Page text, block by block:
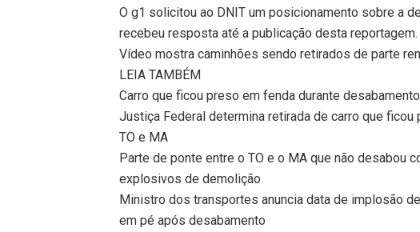
O g1 solicitou ao DNIT um posicionamento sobre a
recebeu resposta até a publicação desta reportagem.
Vídeo mostra caminhões sendo retirados de parte
LEIA TAMBÉM
Carro que ficou preso em fenda durante
Justiça Federal determina retirada de carro que
TO e MA
Parte de ponte entre o TO e o MA que não desabou
explosivos de demolição
Ministro dos transportes anuncia data de implosão
em pé após desabamento